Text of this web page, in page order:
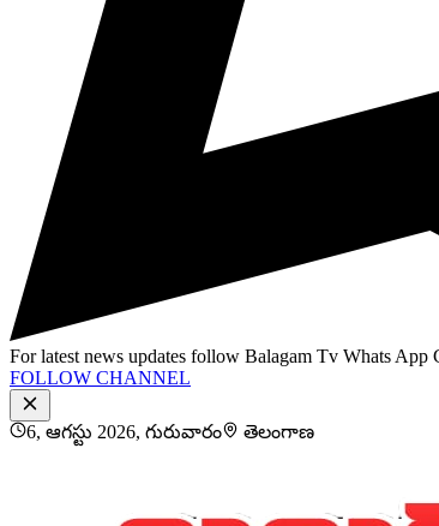
For latest news updates follow Balagam Tv Whats App
FOLLOW CHANNEL
6, ఆగస్టు 2026, గురువారం తెలంగాణ